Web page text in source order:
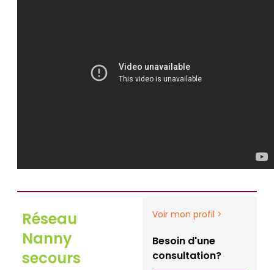
Réseau
Nanny
secours
Voir mon profil >
Besoin d'une
consultation?